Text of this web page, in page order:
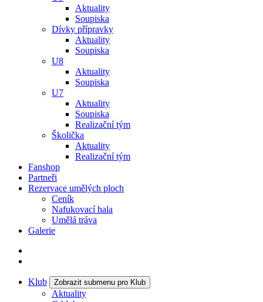
Aktuality
Soupiska
Dívky přípravky
Aktuality
Soupiska
U8
Aktuality
Soupiska
U7
Aktuality
Soupiska
Realizační tým
Školička
Aktuality
Realizační tým
Fanshop
Partneři
Rezervace umělých ploch
Ceník
Nafukovací hala
Umělá tráva
Galerie
Klub Zobrazit submenu pro Klub
Aktuality